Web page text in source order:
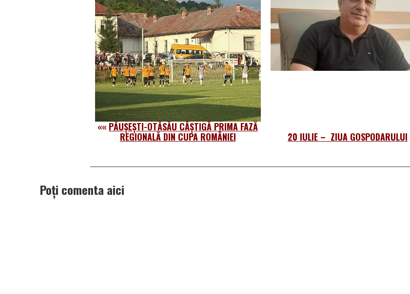
«« PĂUȘEȘTI-OTĂSĂU CÂȘTIGĂ PRIMA FAZĂ
REGIONALĂ DIN CUPA ROMÂNIEI
20 IULIE – ZIUA GOSPODARULUI
Poți comenta aici